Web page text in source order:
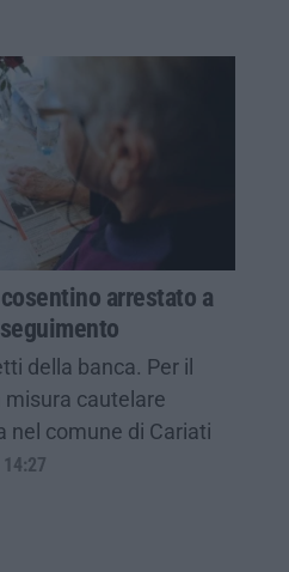
arrestato a
della banca. Per il
cautelare
nel comune di Cariati